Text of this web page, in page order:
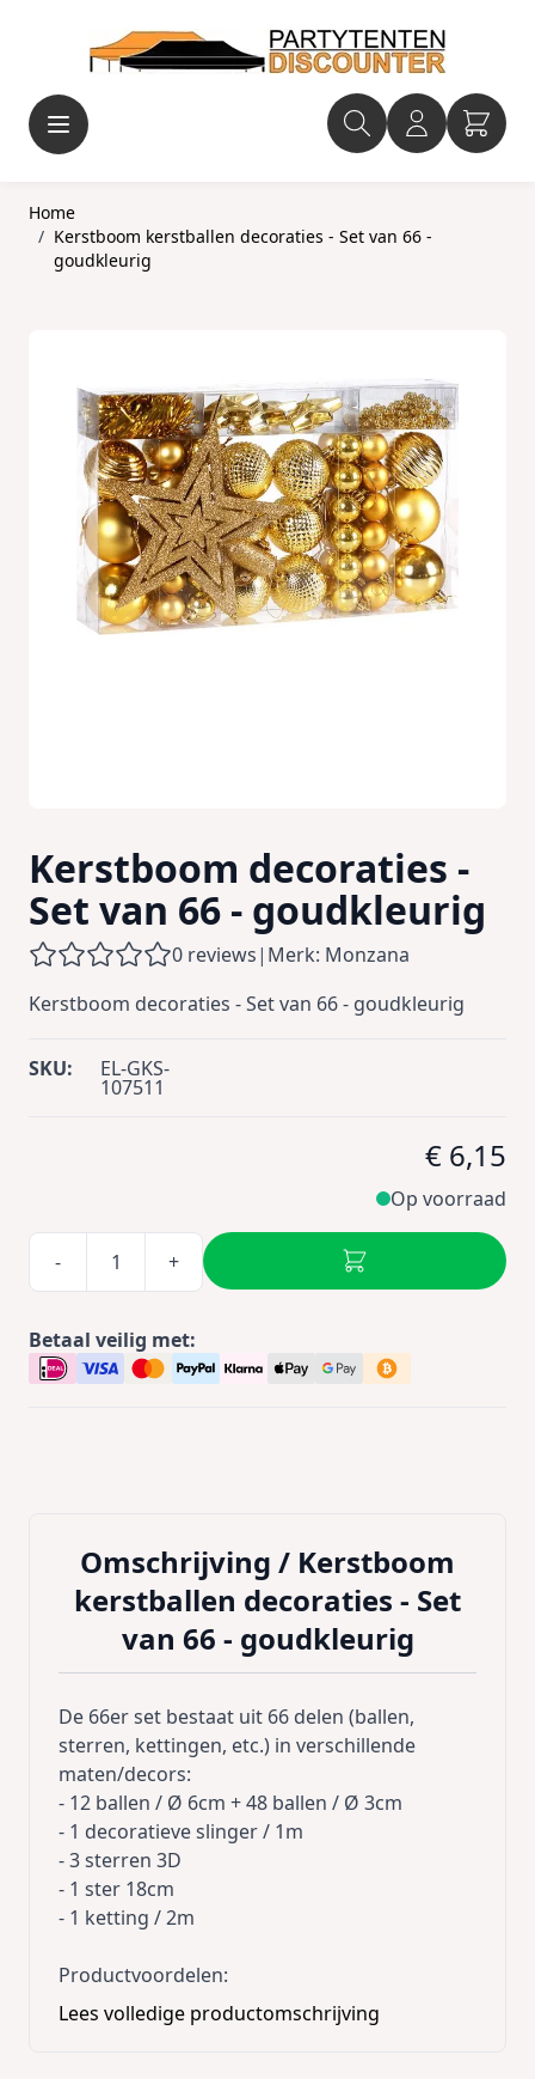
Home
/ Kerstboom kerstballen decoraties - Set van 66 -
goudkleurig
Kerstboom decoraties -
Set van 66 - goudkleurig
0 reviews| Merk: Monzana
Kerstboom decoraties - Set van 66 - goudkleurig
SKU: EL-GKS-
107511
€ 6,15
Op voorraad
- +
Betaal veilig met:
Omschrijving / Kerstboom
kerstballen decoraties - Set
van 66 - goudkleurig
De 66er set bestaat uit 66 delen (ballen,
sterren, kettingen, etc.) in verschillende
maten/decors:
- 12 ballen / Ø 6cm + 48 ballen / Ø 3cm
- 1 decoratieve slinger / 1m
- 3 sterren 3D
- 1 ster 18cm
- 1 ketting / 2m
Productvoordelen:
- Ballen met hanger
- voor binnen- en buitengebruik
Lees volledige productomschrijving